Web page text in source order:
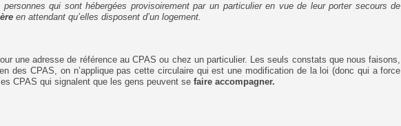
qui sont hébergées provisoirement par un particulier en vue de leur porter secours de
en attendant qu’elles disposent d’un logement.
une adresse de référence au CPAS ou chez un particulier. Les seuls constats que nous faisons,
des CPAS, on n’applique pas cette circulaire qui est une modification de la loi (donc qui a force
CPAS qui signalent que les gens peuvent se faire accompagner.